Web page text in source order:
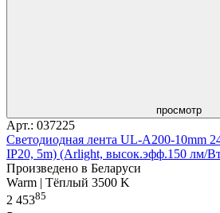
просмотр
Арт.: 037225
Светодиодная лента UL-A200-10mm
IP20, 5m) (Arlight, высок.эфф.150 лм/
Произведено в Беларуси
Warm | Тёплый 3500 K
2 45385